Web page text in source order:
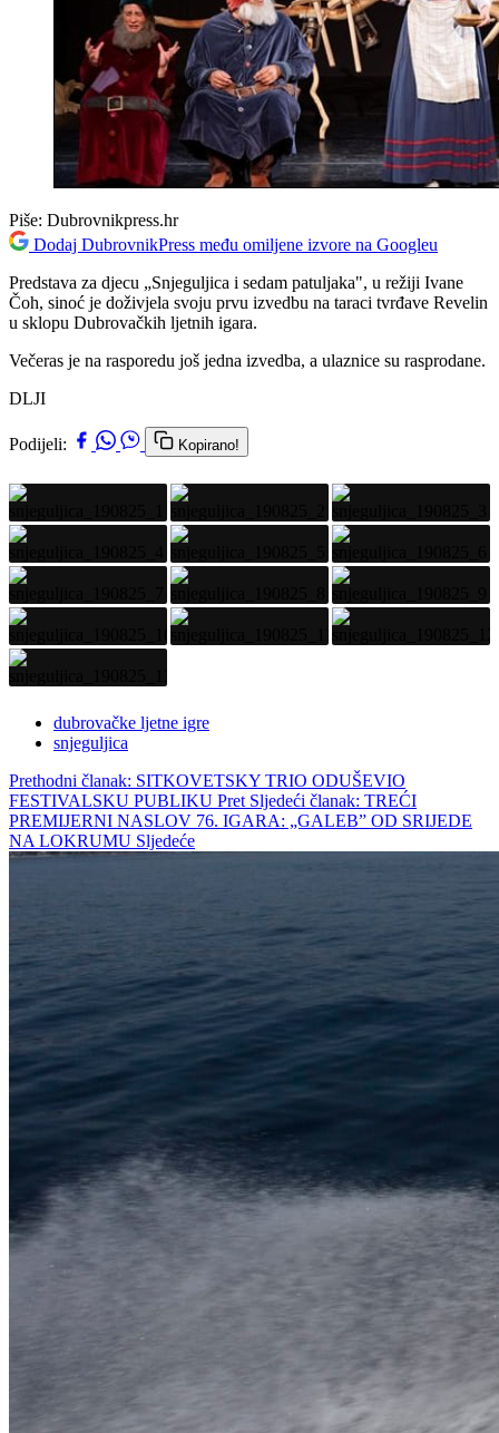
Piše: Dubrovnikpress.hr
Dodaj DubrovnikPress među omiljene izvore na Googleu
Predstava za djecu „Snjeguljica i sedam patuljaka", u režiji Ivane
Čoh, sinoć je doživjela svoju prvu izvedbu na taraci tvrđave Revelin
u sklopu Dubrovačkih ljetnih igara.
Večeras je na rasporedu još jedna izvedba, a ulaznice su rasprodane.
DLJI
Podijeli: Kopirano!
dubrovačke ljetne igre
snjeguljica
Prethodni članak: SITKOVETSKY TRIO ODUŠEVIO
FESTIVALSKU PUBLIKU Pret Sljedeći članak: TREĆI
PREMIJERNI NASLOV 76. IGARA: „GALEB” OD SRIJEDE
NA LOKRUMU Sljedeće